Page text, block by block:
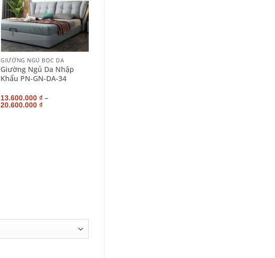
+
GIƯỜNG NGỦ BỌC DA
Giường Ngủ Da Nhập
Khẩu PN-GN-DA-34
13.600.000₫ –
20.600.000₫